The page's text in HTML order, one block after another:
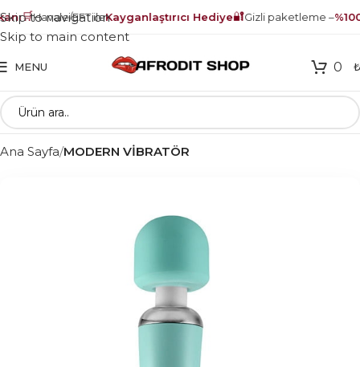
🛒Havale/EFT ileKayganlaştırıcı Hediye🔐Gizli paketleme –
Skip to navigation
Skip to main content
MENU 0 ₺
Ana Sayfa MODERN VİBRATÖR